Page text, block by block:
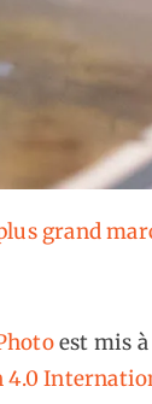
grand
est mis
4.0